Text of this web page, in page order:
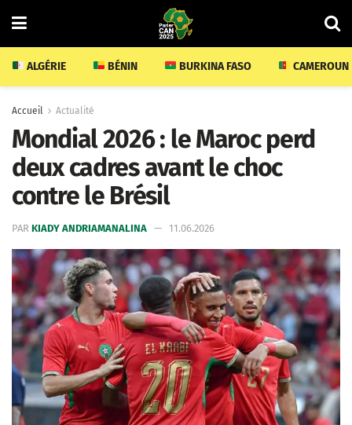
ALGÉRIE BÉNIN BURKINA FASO CAMEROUN
Accueil Actualité
Mondial 2026 : le Maroc perd
deux cadres avant le choc
contre le Brésil
PAR KIADY ANDRIAMANALINA 11.06.2026